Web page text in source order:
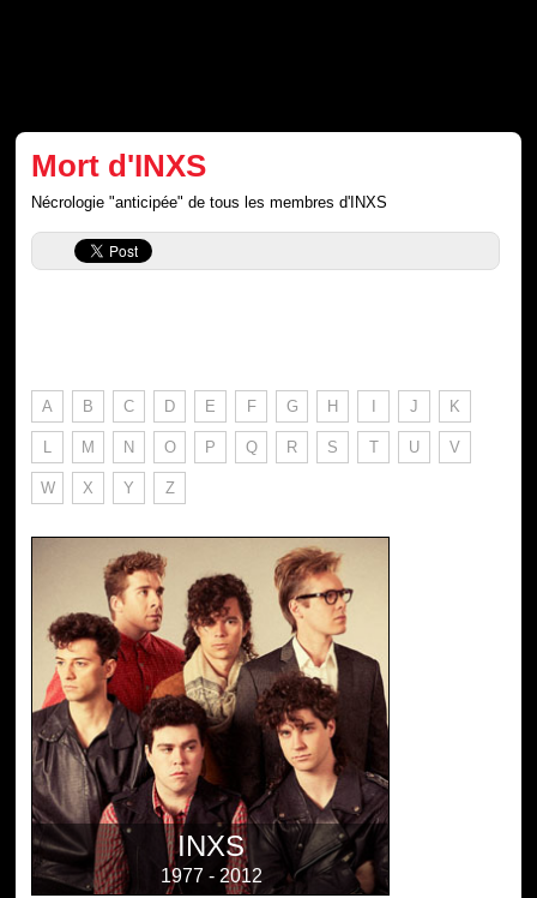
Mort d'INXS
Nécrologie "anticipée" de tous les membres d'INXS
A B C D E F G H I J K
L M N O P Q R S T U V
W X Y Z
INXS
1977 - 2012